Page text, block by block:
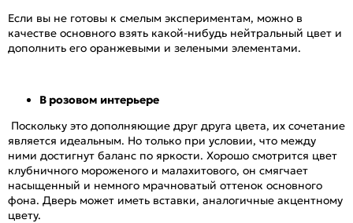
Если вы не готовы к смелым экспериментам, можно в
качестве основного взять какой-нибудь нейтральный цвет и
дополнить его оранжевыми и зелеными элементами.
В розовом интерьере
Поскольку это дополняющие друг друга цвета, их сочетание
является идеальным. Но только при условии, что между
ними достигнут баланс по яркости. Хорошо смотрится цвет
клубничного мороженого и малахитового, он смягчает
насыщенный и немного мрачноватый оттенок основного
фона. Дверь может иметь вставки, аналогичные акцентному
цвету.